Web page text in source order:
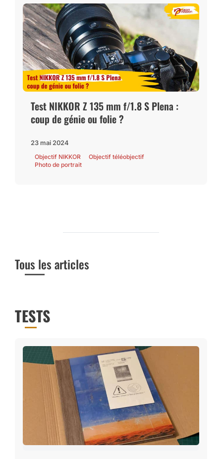
Test NIKKOR Z 135 mm f/1.8 S Plena :
coup de génie ou folie ?
23 mai 2024
Objectif NIKKOR
Objectif téléobjectif
Photo de portrait
Tous les articles
TESTS